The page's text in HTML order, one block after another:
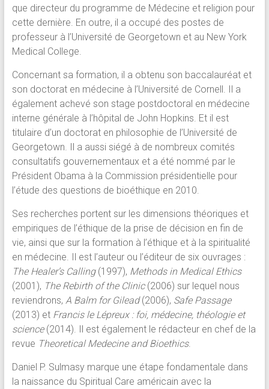
que directeur du programme de Médecine et religion pour
cette dernière. En outre, il a occupé des postes de
professeur à l’Université de Georgetown et au New York
Medical College.
Concernant sa formation, il a obtenu son baccalauréat et
son doctorat en médecine à l’Université de Cornell. Il a
également achevé son stage postdoctoral en médecine
interne générale à l’hôpital de John Hopkins. Et il est
titulaire d’un doctorat en philosophie de l’Université de
Georgetown. Il a aussi siégé à de nombreux comités
consultatifs gouvernementaux et a été nommé par le
Président Obama à la Commission présidentielle pour
l’étude des questions de bioéthique en 2010.
Ses recherches portent sur les dimensions théoriques et
empiriques de l’éthique de la prise de décision en fin de
vie, ainsi que sur la formation à l’éthique et à la spiritualité
en médecine. Il est l’auteur ou l’éditeur de six ouvrages :
The Healer’s Calling(1997), Methods in Medical Ethics
(2001), The Rebirth of the Clinic (2006) sur lequel nous
reviendrons, A Balm for Gilead(2006), Safe Passage
(2013) et Francis le Lépreux : foi, médecine, théologie et
science(2014). Il est également le rédacteur en chef de la
revue Theoretical Medecine and Bioethics.
Daniel P. Sulmasy marque une étape fondamentale dans
la naissance du Spiritual Care américain avec la